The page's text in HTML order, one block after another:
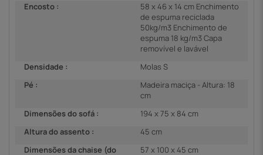
Encosto :
58 x 46 x 14 cm Enchimento
de espuma reciclada
50kg/m3 Enchimento de
espuma 18 kg/m3 Capa
removível e lavável
Densidade :
Molas S
Pé :
Madeira maciça - Altura: 18
cm
Dimensões do sofá :
194 x 75 x 84 cm
Altura do assento :
45 cm
Dimensões da chaise (do
57 x 100 x 45 cm